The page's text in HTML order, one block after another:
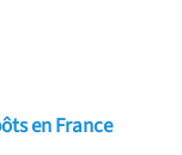
en France